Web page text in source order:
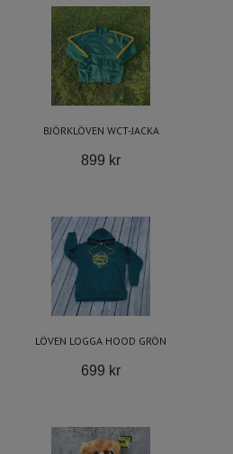
BJÖRKLÖVEN WCT-JACKA
899 kr
LÖVEN LOGGA HOOD GRÖN
699 kr